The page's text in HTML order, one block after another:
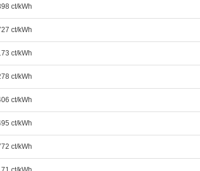
ct/kWh
ct/kWh
ct/kWh
ct/kWh
ct/kWh
ct/kWh
ct/kWh